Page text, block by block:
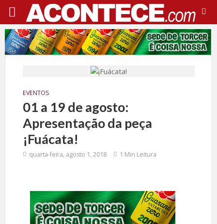
EVENTOS
01 a 19 de agosto:
Apresentação da peça
¡Fuácata!
quarta-feira, agosto 1, 2018 1 Min Leitura